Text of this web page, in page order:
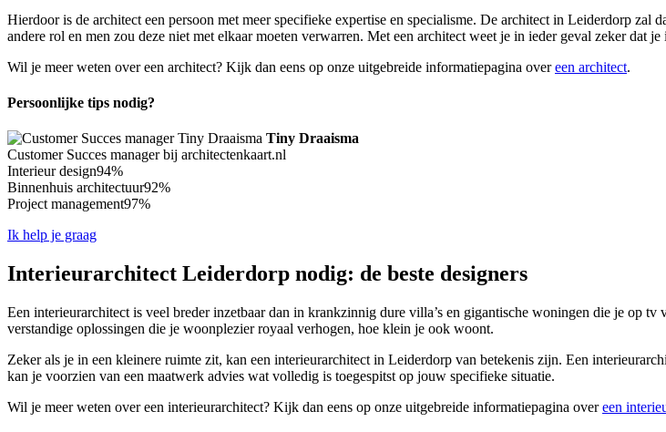
Hierdoor is de architect een persoon met meer specifieke expertise en specialisme. De architect in Leiderdorp
andere rol en men zou deze niet met elkaar moeten verwarren. Met een architect weet je in ieder geval zeker dat
Wil je meer weten over een architect? Kijk dan eens op onze uitgebreide informatiepagina overeen architect.
Persoonlijke tips nodig?
Tiny Draaisma
Customer Succes manager bij architectenkaart.nl
Interieur design94%
Binnenhuis architectuur92%
Project management97%
Ik help je graag
Interieurarchitect Leiderdorp nodig: de beste designers
Een interieurarchitect is veel breder inzetbaar dan in krankzinnig dure villa’s en gigantische woningen die je op
verstandige oplossingen die je woonplezier royaal verhogen, hoe klein je ook woont.
Zeker als je in een kleinere ruimte zit, kan een interieurarchitect in Leiderdorp van betekenis zijn. Een
kan je voorzien van een maatwerk advies wat volledig is toegespitst op jouw specifieke situatie.
Wil je meer weten over een interieurarchitect? Kijk dan eens op onze uitgebreide informatiepagina overeen